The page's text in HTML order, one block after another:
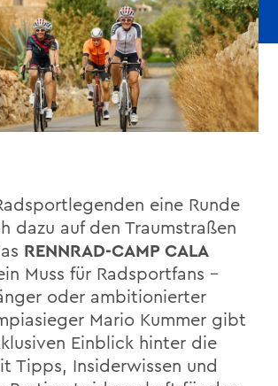
eine Runde
dazu auf den Traumstraßen
RENNRAD-CAMP CALA
Muss für Radsportfans –
oder ambitionierter
Mario Kummer gibt
Einblick hinter die
Tipps, Insiderwissen und